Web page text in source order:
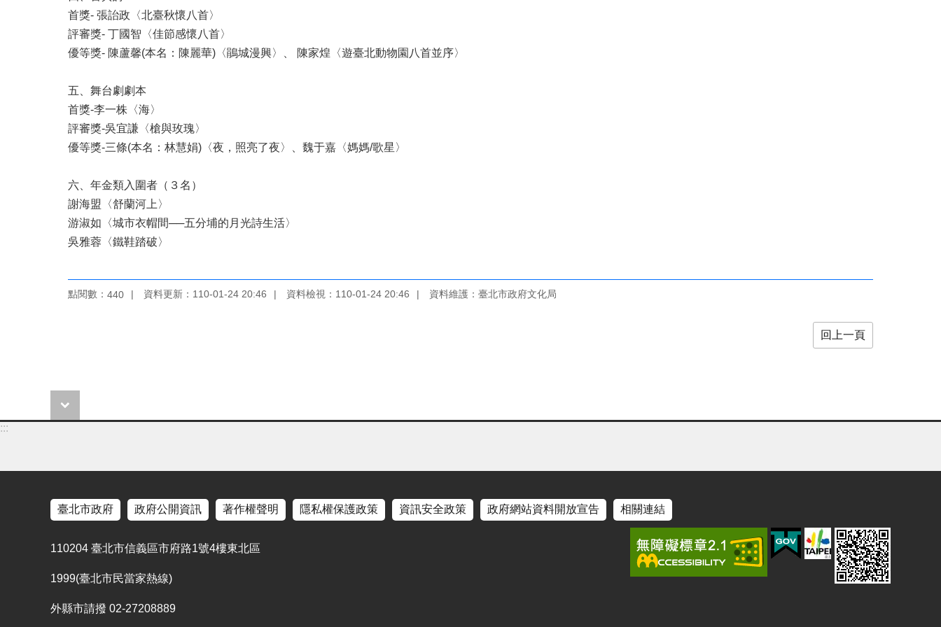
首獎- 張詒政〈北臺秋懷八首〉
評審獎- 丁國智〈佳節感懷八首〉
優等獎- 陳蘆馨(本名：陳麗華)〈鵑城漫興〉、 陳家煌〈遊臺北動物園八首並序〉
五、舞台劇劇本
首獎-李一株〈海〉
評審獎-吳宜謙〈槍與玫瑰〉
優等獎-三條(本名：林慧娟)〈夜，照亮了夜〉、魏于嘉〈媽媽/歌星〉
六、年金類入圍者（３名）
謝海盟〈舒蘭河上〉
游淑如〈城市衣帽間──五分埔的月光詩生活〉
吳雅蓉〈鐵鞋踏破〉
點閱數： 440 資料更新：110-01-24 20:46 資料檢視：110-01-24 20:46 資料維護：臺北市政府文化局
回上一頁
:::
臺北市政府 政府公開資訊 著作權聲明 隱私權保護政策 資訊安全政策 政府網站資料開放宣告 相關連結
110204 臺北市信義區市府路1號4樓東北區
1999(臺北市民當家熱線)
外縣市請撥 02-27208889